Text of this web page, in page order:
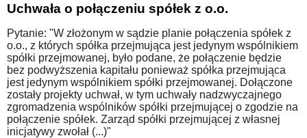
Uchwała o połączeniu spółek z o.o.
Pytanie: "W złożonym w sądzie planie połączenia spółek z
o.o., z których spółka przejmująca jest jedynym wspólnikiem
spółki przejmowanej, było podane, że połączenie będzie
bez podwyższenia kapitału ponieważ spółka przejmująca
jest jedynym wspólnikiem spółki przejmowanej. Dołączone
zostały projekty uchwał, w tym uchwały nadzwyczajnego
zgromadzenia wspólników spółki przejmującej o zgodzie na
połączenie spółek. Zarząd spółki przejmującej z własnej
inicjatywy zwołał (...)"